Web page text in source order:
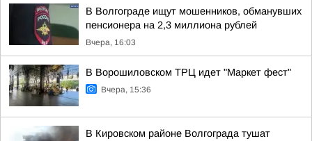
В Волгограде ищут мошенников, обманувших
пенсионера на 2,3 миллиона рублей
Вчера, 16:03
В Ворошиловском ТРЦ идет "Маркет фест"
Вчера, 15:36
В Кировском районе Волгограда тушат